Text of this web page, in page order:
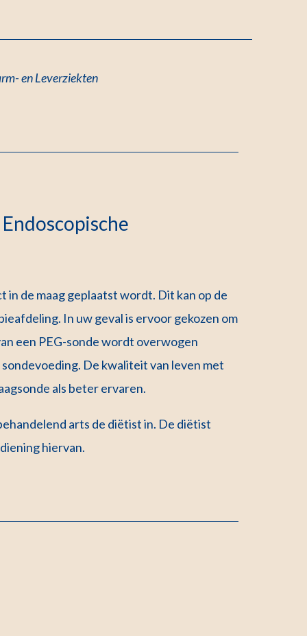
en Leverziekten
in de maag geplaatst wordt. Dit kan op de
In uw geval is ervoor gekozen om
een PEG-sonde wordt overwogen
De kwaliteit van leven met
als beter ervaren.
arts de diëtist in. De diëtist
hiervan.